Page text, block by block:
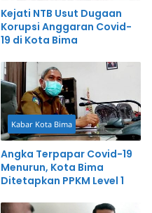
Kejati NTB Usut Dugaan
Korupsi Anggaran Covid-
19 di Kota Bima
Kabar Kota Bima
Angka Terpapar Covid-19
Menurun, Kota Bima
Ditetapkan PPKM Level 1